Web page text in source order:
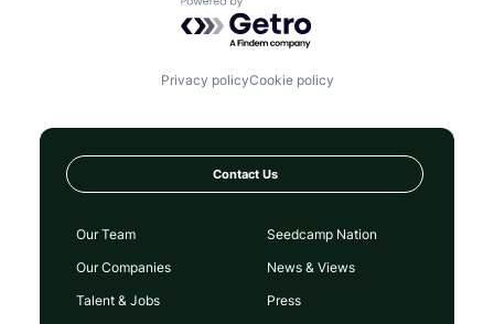
Powered by Getro.com
Privacy policyCookie policy
Contact Us
Our Team
Our Companies
Talent & Jobs
Seedcamp Nation
News & Views
Press